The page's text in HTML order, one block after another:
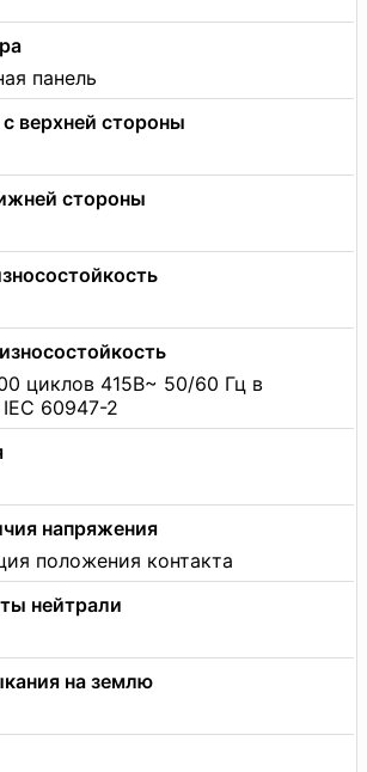
панель
верхней стороны
стороны
циклов 415В~ 50/60 Гц в
60947-2
напряжения
положения контакта
нейтрали
на землю